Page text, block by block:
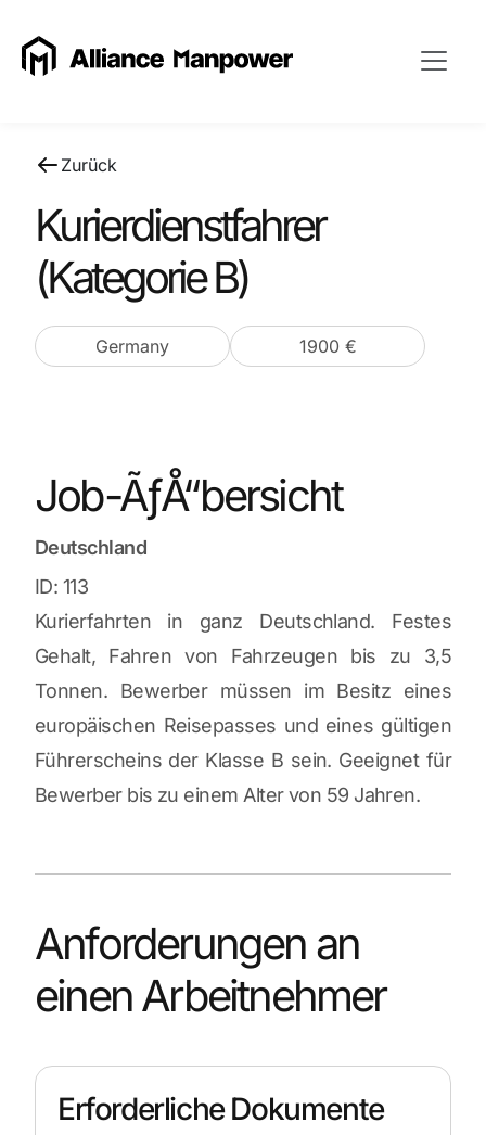
Zurück
Kurierdienstfahrer
(Kategorie B)
Germany 1900 €
Job-ÃƒÅ“bersicht
Deutschland
ID: 113
Kurierfahrten in ganz Deutschland. Festes
Gehalt, Fahren von Fahrzeugen bis zu 3,5
Tonnen. Bewerber müssen im Besitz eines
europäischen Reisepasses und eines gültigen
Führerscheins der Klasse B sein. Geeignet für
Bewerber bis zu einem Alter von 59 Jahren.
Anforderungen an
einen Arbeitnehmer
Erforderliche Dokumente